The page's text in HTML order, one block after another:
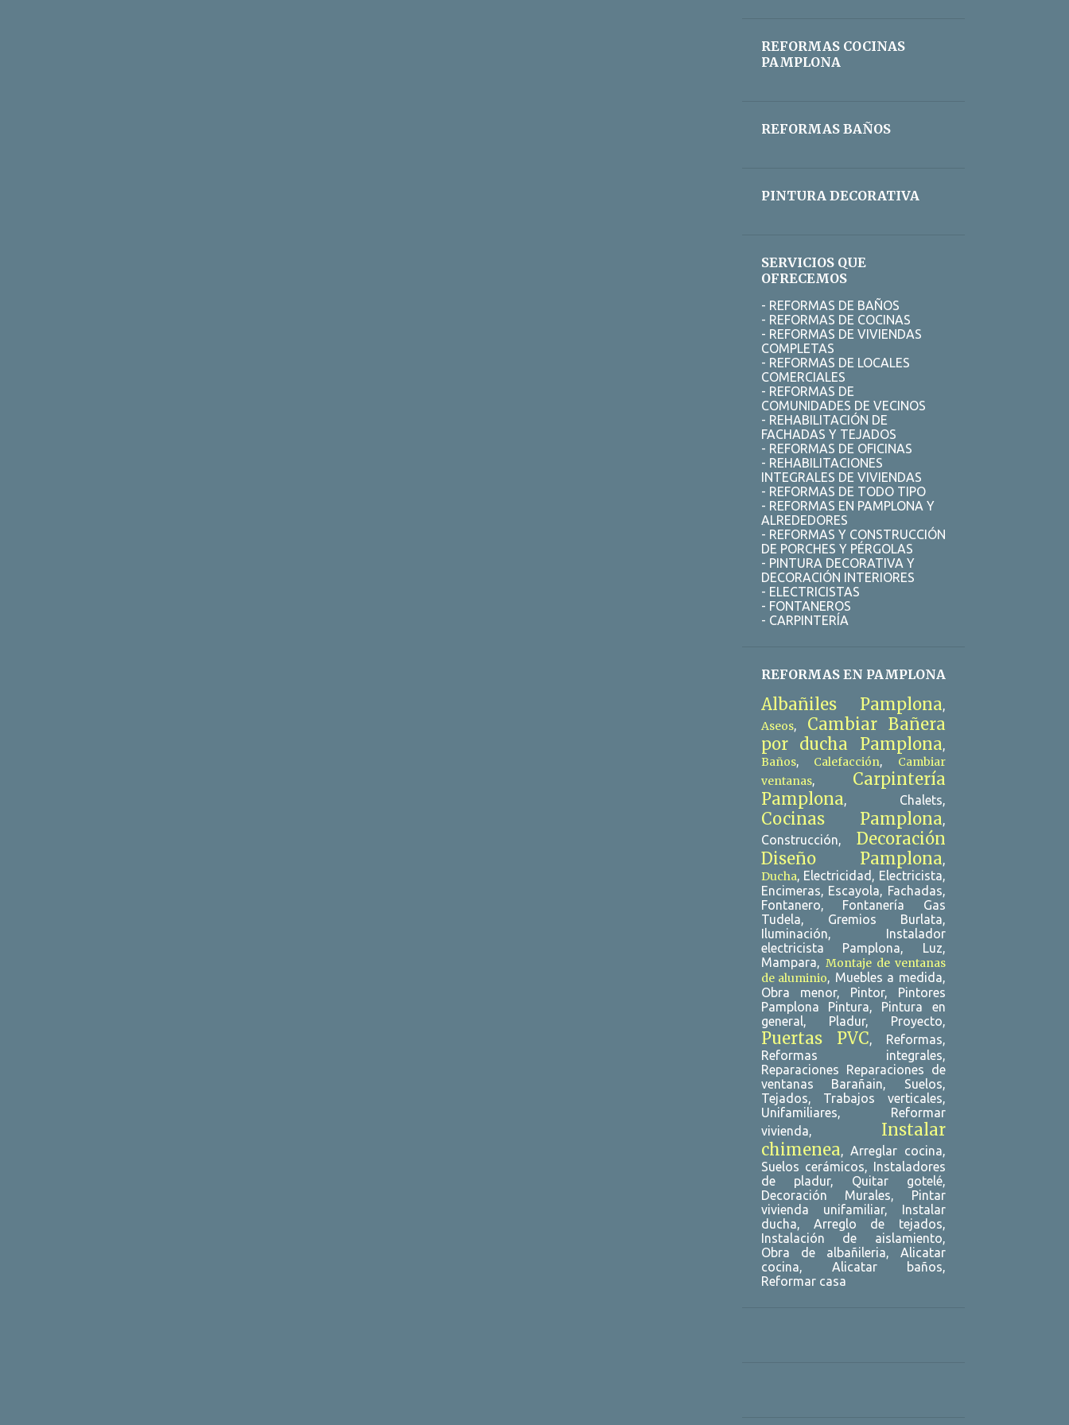
CONTROL DE PLAGAS CÓRDOBA
CRISTALERIA BLINDADA
DECAPADO PAMPLONA
DECORACION MINIMALISTA
DECORADORES DESAGÜES
DESATASCAR FREGADERO ALICANTE
DESATASCAR FREGADERO ELCHE
DESATASCAR FREGADERO PAMPLONA
DESATASCAR FREGADERO SEVILLA
DESATASCAR TUBERIA ALICANTE
DESATASCOS
DESATASCOS 24 HORAS ALICANTE
DESATASCOS 24 HORAS PAMPLONA
DESATASCOS 24 HORAS VALENCIA
DESATASCOS 24H ALCALÁ DE HENARES
DESATASCOS 24H ELCHE
DESATASCOS 24H PAMPLONA
DESATASCOS 24H SEVILLA
DESATASCOS 24H TARRAGONA
DESATASCOS ALCALÁ DE HENARES
DESATASCOS ALICANTE
DESATASCOS ALTAFULLA
DESATASCOS BARATOS ALICANTE
DESATASCOS BARATOS SEVILLA
DESATASCOS BURLADA
DESATASCOS ECHE
DESATASCOS ECONÓMICOS PAMPLONA
DESATASCOS GUADALAJARA
DESATASCOS MÁLAGA
DESATASCOS PAMPLONA
DESATASCOS REUS
DESATASCOS SEVILLA
DESATASCOS TARRAGONA
DESATASCOS URGENTES ALCALÁ DE HENARES
DESATASCOS URGENTES ALICANTE
DESATASCOS URGENTES ELCHE
DESATASCOS URGENTES GUADALAJARA
DESATASCOS URGENTES PAMPLONA
DESATASCOS URGENTES SEVILLA
REFORMAS COCINAS
PAMPLONA
REFORMAS BAÑOS
PINTURA DECORATIVA
SERVICIOS QUE
OFRECEMOS
- REFORMAS DE BAÑOS
- REFORMAS DE COCINAS
- REFORMAS DE VIVIENDAS
COMPLETAS
- REFORMAS DE LOCALES
COMERCIALES
- REFORMAS DE
COMUNIDADES DE VECINOS
- REHABILITACIÓN DE
FACHADAS Y TEJADOS
- REFORMAS DE OFICINAS
- REHABILITACIONES
INTEGRALES DE VIVIENDAS
- REFORMAS DE TODO TIPO
- REFORMAS EN PAMPLONA Y
ALREDEDORES
- REFORMAS Y CONSTRUCCIÓN
DE PORCHES Y PÉRGOLAS
- PINTURA DECORATIVA Y
DECORACIÓN INTERIORES
- ELECTRICISTAS
- FONTANEROS
- CARPINTERÍA
REFORMAS EN PAMPLONA
Albañiles Pamplona,
Aseos, Cambiar Bañera
por ducha Pamplona,
Baños, Calefacción, Cambiar
ventanas, Carpintería
Pamplona, Chalets,
Cocinas Pamplona,
Construcción, Decoración
Diseño Pamplona,
Ducha, Electricidad, Electricista,
Encimeras, Escayola, Fachadas,
Fontanero, Fontanería Gas
Tudela, Gremios Burlata,
Iluminación, Instalador
electricista Pamplona, Luz,
Mampara, Montaje de ventanas
de aluminio, Muebles a medida,
Obra menor, Pintor, Pintores
Pamplona Pintura, Pintura en
general, Pladur, Proyecto,
Puertas PVC, Reformas,
Reformas integrales,
Reparaciones Reparaciones de
ventanas Barañain, Suelos,
Tejados, Trabajos verticales,
Unifamiliares, Reformar
vivienda, Instalar
chimenea, Arreglar cocina,
Suelos cerámicos, Instaladores
de pladur, Quitar gotelé,
Decoración Murales, Pintar
vivienda unifamiliar, Instalar
ducha, Arreglo de tejados,
Instalación de aislamiento,
Obra de albañileria, Alicatar
cocina, Alicatar baños,
Reformar casa